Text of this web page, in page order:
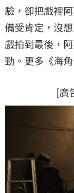
驗，卻把戲裡
備受肯定，沒
戲拍到最後，
勁。更多《海角
[廣